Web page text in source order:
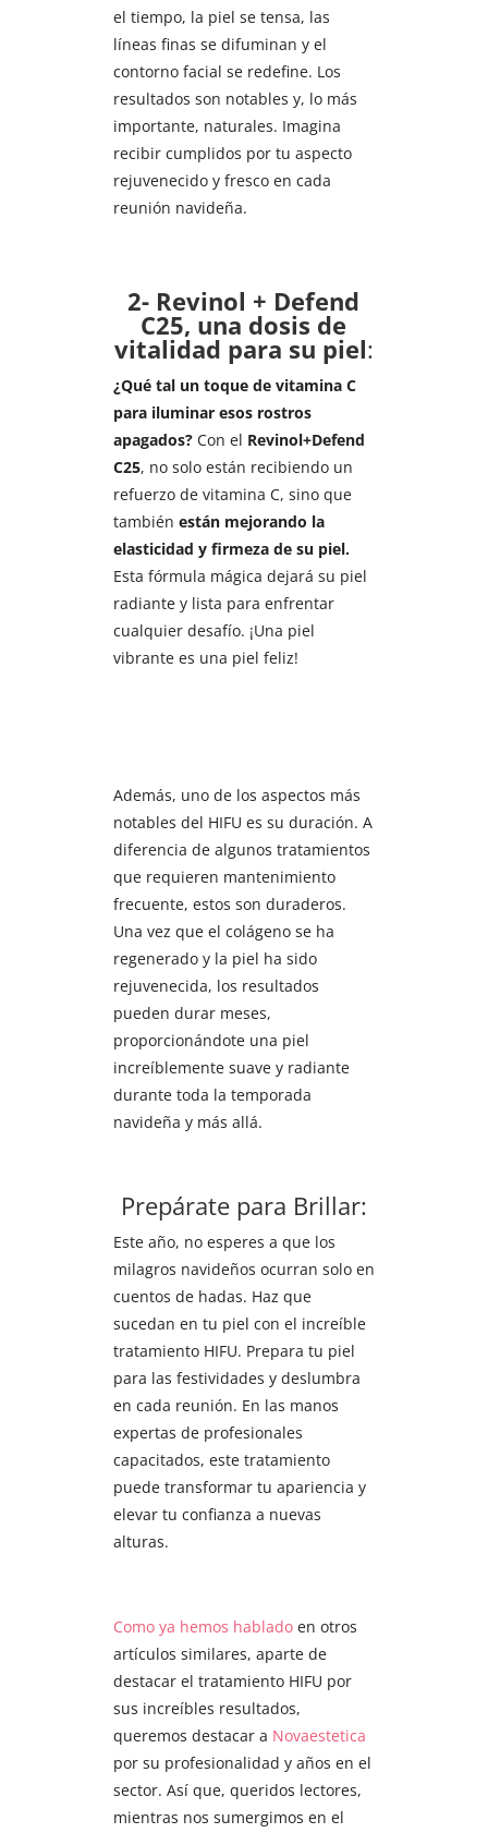
el tiempo, la piel se tensa, las
líneas finas se difuminan y el
contorno facial se redefine. Los
resultados son notables y, lo más
importante, naturales. Imagina
recibir cumplidos por tu aspecto
rejuvenecido y fresco en cada
reunión navideña.
2- Revinol + Defend
C25, una dosis de
vitalidad para su piel:
¿Qué tal un toque de vitamina C
para iluminar esos rostros
apagados?Con el Revinol+Defend
C25, no solo están recibiendo un
refuerzo de vitamina C, sino que
también están mejorando la
elasticidad y firmeza de su piel.
Esta fórmula mágica dejará su piel
radiante y lista para enfrentar
cualquier desafío. ¡Una piel
vibrante es una piel feliz!
Además, uno de los aspectos más
notables del HIFU es su duración. A
diferencia de algunos tratamientos
que requieren mantenimiento
frecuente, estos son duraderos.
Una vez que el colágeno se ha
regenerado y la piel ha sido
rejuvenecida, los resultados
pueden durar meses,
proporcionándote una piel
increíblemente suave y radiante
durante toda la temporada
navideña y más allá.
Prepárate para Brillar:
Este año, no esperes a que los
milagros navideños ocurran solo en
cuentos de hadas. Haz que
sucedan en tu piel con el increíble
tratamiento HIFU. Prepara tu piel
para las festividades y deslumbra
en cada reunión. En las manos
expertas de profesionales
capacitados, este tratamiento
puede transformar tu apariencia y
elevar tu confianza a nuevas
alturas.
Como ya hemos habladoen otros
artículos similares, aparte de
destacar el tratamiento HIFU por
sus increíbles resultados,
queremos destacar a Novaestetica
por su profesionalidad y años en el
sector. Así que, queridos lectores,
mientras nos sumergimos en el